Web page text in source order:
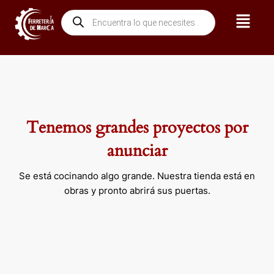
contenido
Búsqueda
de
productos
Menú
Tenemos grandes proyectos por
anunciar
Se está cocinando algo grande. Nuestra tienda está en
obras y pronto abrirá sus puertas.